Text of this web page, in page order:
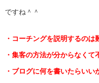
ですね＾＾
・コーチングを説明するのは
・集客の方法が分からなくて
・ブログに何を書いたらいい